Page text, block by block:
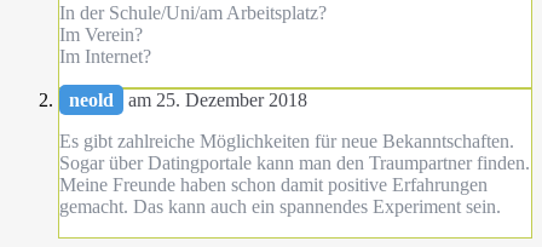
In der Schule/Uni/am Arbeitsplatz?
Im Verein?
Im Internet?
neold
am 25. Dezember 2018
Es gibt zahlreiche Möglichkeiten für neue Bekanntschaften.
Sogar über Datingportale kann man den Traumpartner finden.
Meine Freunde haben schon damit positive Erfahrungen
gemacht. Das kann auch ein spannendes Experiment sein.